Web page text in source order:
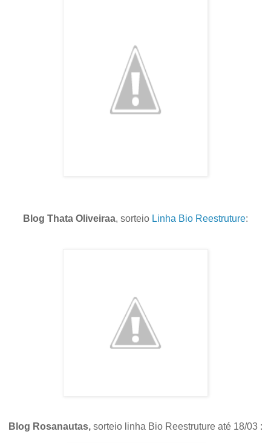
Blog Thata Oliveiraa, sorteio Linha Bio Reestruture:
Blog Rosanautas, sorteio linha Bio Reestruture até 18/03 :